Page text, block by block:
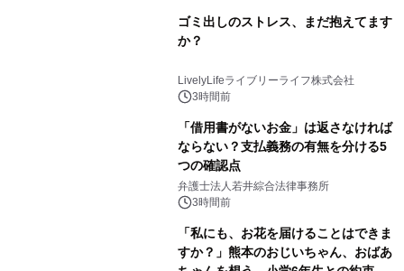
ゴミ出しのストレス、まだ抱えてます
か？
LivelyLifeライブリーライフ株式会社
3時間前
「借用書がないお金」は返さなければ
ならない？支払義務の有無を分ける5
つの確認点
弁護士法人若井綜合法律事務所
3時間前
「私にも、お花を届けることはできま
すか？」熊本のおじいちゃん、おばあ